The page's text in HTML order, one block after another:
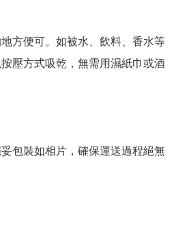
方便可。如被水、飲料、香水等
壓方式吸乾，無需用濕紙巾或酒
包裝如相片，確保運送過程絕無